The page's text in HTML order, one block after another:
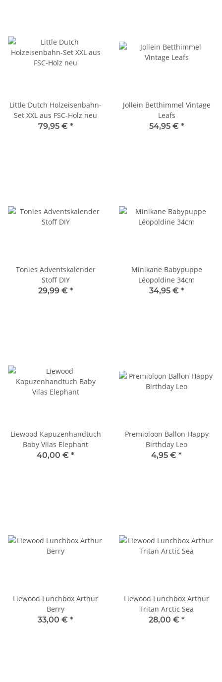
Little Dutch Holzeisenbahn-
Set XXL aus FSC-Holz neu
79,95 € *
Jollein Betthimmel Vintage
Leafs
54,95 € *
Tonies Adventskalender
Stoff DIY
29,99 € *
Minikane Babypuppe
Léopoldine 34cm
34,95 € *
Liewood Kapuzenhandtuch
Baby Vilas Elephant
40,00 € *
Premioloon Ballon Happy
Birthday Leo
4,95 € *
Liewood Lunchbox Arthur
Berry
33,00 € *
Liewood Lunchbox Arthur
Tritan Arctic Sea
28,00 € *